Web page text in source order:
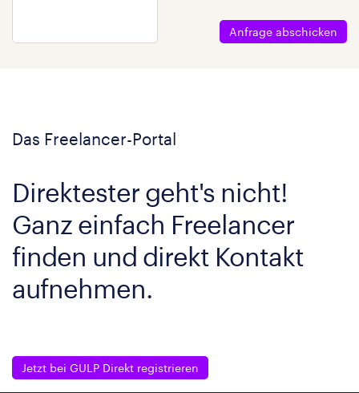
Anfrage abschicken
Das Freelancer-Portal
Direktester geht's nicht!
Ganz einfach Freelancer
finden und direkt Kontakt
aufnehmen.
Jetzt bei GULP Direkt registrieren